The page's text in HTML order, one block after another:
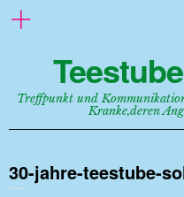
Treffpunkt und
Kranke,deren
30-jahre-teestube-